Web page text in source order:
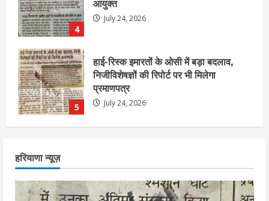
5
प्रमाणपत्र
July 24, 2026
1
एचईआरसी के अध्यक्ष नंद लाल का निधन
July 24, 2026
हरियाणा न्यूज़